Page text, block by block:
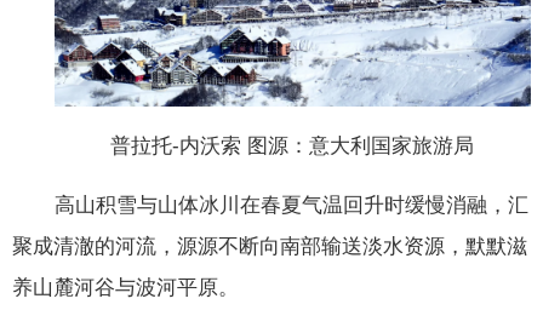
普拉托-内沃索 图源：意大利国家旅游局
高山积雪与山体冰川在春夏气温回升时缓慢消融，汇
聚成清澈的河流，源源不断向南部输送淡水资源，默默滋
养山麓河谷与波河平原。